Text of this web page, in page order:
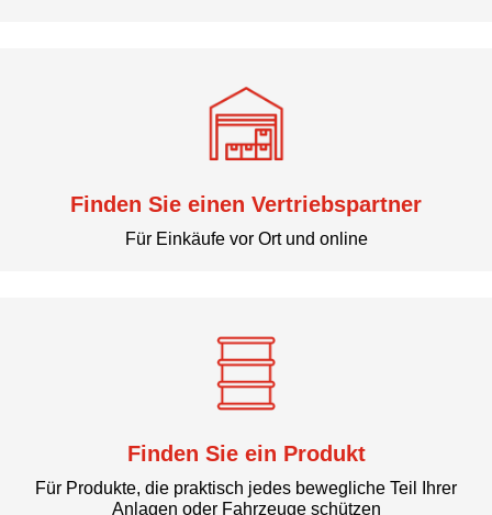
Finden Sie einen Vertriebspartner
Für Einkäufe vor Ort und online
Finden Sie ein Produkt
Für Produkte, die praktisch jedes bewegliche Teil Ihrer
Anlagen oder Fahrzeuge schützen